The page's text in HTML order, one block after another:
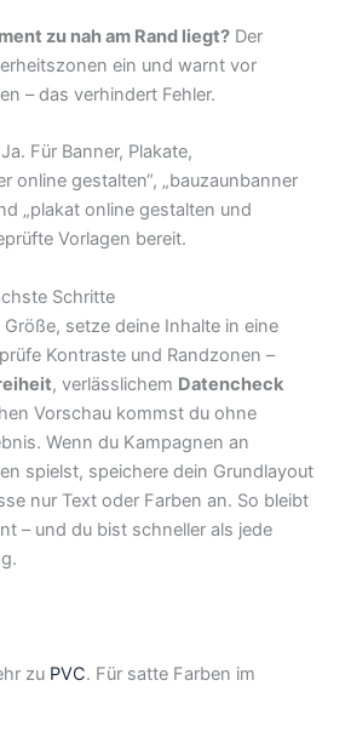
zu nah am Rand liegt? Der
ein und warnt vor
– das verhindert Fehler.
Ja. Für Banner, Plakate,
online gestalten“, „bauzaunbanner
„plakat online gestalten und
Vorlagen bereit.
Schritte
setze deine Inhalte in eine
Kontraste und Randzonen –
, verlässlichem Datencheck
Vorschau kommst du ohne
Wenn du Kampagnen an
spielst, speichere dein Grundlayout
nur Text oder Farben an. So bleibt
– und du bist schneller als jede
zu PVC. Für satte Farben im